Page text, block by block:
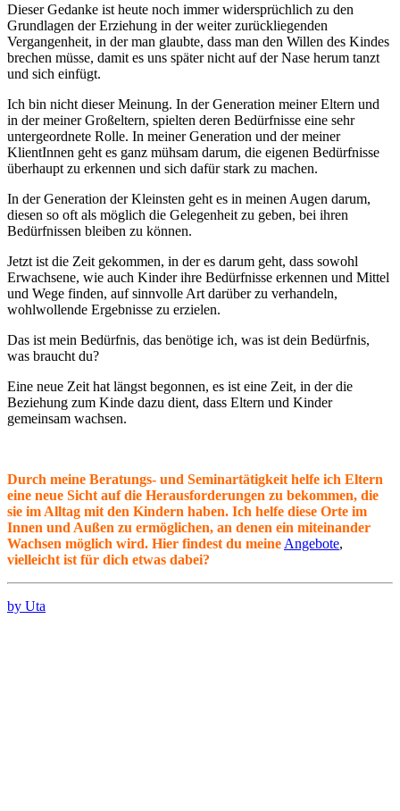
Dieser Gedanke ist heute noch immer widersprüchlich zu den
Grundlagen der Erziehung in der weiter zurückliegenden
Vergangenheit, in der man glaubte, dass man den Willen des Kindes
brechen müsse, damit es uns später nicht auf der Nase herum tanzt
und sich einfügt.
Ich bin nicht dieser Meinung. In der Generation meiner Eltern und
in der meiner Großeltern, spielten deren Bedürfnisse eine sehr
untergeordnete Rolle. In meiner Generation und der meiner
KlientInnen geht es ganz mühsam darum, die eigenen Bedürfnisse
überhaupt zu erkennen und sich dafür stark zu machen.
In der Generation der Kleinsten geht es in meinen Augen darum,
diesen so oft als möglich die Gelegenheit zu geben, bei ihren
Bedürfnissen bleiben zu können.
Jetzt ist die Zeit gekommen, in der es darum geht, dass sowohl
Erwachsene, wie auch Kinder ihre Bedürfnisse erkennen und Mittel
und Wege finden, auf sinnvolle Art darüber zu verhandeln,
wohlwollende Ergebnisse zu erzielen.
Das ist mein Bedürfnis, das benötige ich, was ist dein Bedürfnis,
was braucht du?
Eine neue Zeit hat längst begonnen, es ist eine Zeit, in der die
Beziehung zum Kinde dazu dient, dass Eltern und Kinder
gemeinsam wachsen.
Durch meine Beratungs- und Seminartätigkeit helfe ich Eltern
eine neue Sicht auf die Herausforderungen zu bekommen, die
sie im Alltag mit den Kindern haben. Ich helfe diese Orte im
Innen und Außen zu ermöglichen, an denen ein miteinander
Wachsen möglich wird. Hier findest du meine Angebote,
vielleicht ist für dich etwas dabei?
by Uta